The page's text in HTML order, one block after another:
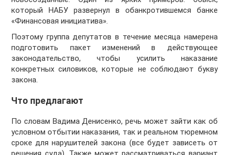
который НАБУ развернул в обанкротившемся банке
«Финансовая инициатива».
Поэтому группа депутатов в течение месяца намерена
подготовить пакет изменений в действующее
законодательство, чтобы усилить наказание
конкретных силовиков, которые не соблюдают букву
закона.
Что предлагают
По словам Вадима Денисенко, речь может зайти как об
условном отбытии наказания, так и реальном тюремном
сроке для нарушителей закона (все будет зависеть от